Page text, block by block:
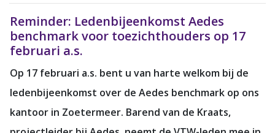
Reminder: Ledenbijeenkomst Aedes
benchmark voor toezichthouders op 17
februari a.s.
Op 17 februari a.s. bent u van harte welkom bij de
ledenbijeenkomst over de Aedes benchmark op ons
kantoor in Zoetermeer. Barend van de Kraats,